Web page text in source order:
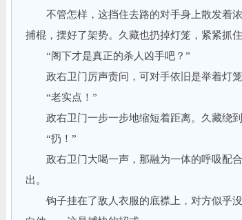
不管怎样，这挡住去路的对手身上散发着浓
捕棍，摆好了架势。久藏也扔掉灯笼，紧紧抓住
“阁下才是真正的杀人凶手吧？”
政右卫门厉声责问，可对手依旧是举着灯笼
“老实点！”
政右卫门一步一步地缩短着距离。久藏绕到
“扔！”
政右卫门大喝一声，那融为一体的呼吸配合
出。
钩子挂在了敌人衣服的底襟上，对方似乎没